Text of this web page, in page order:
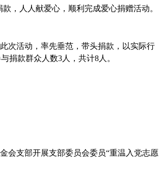
，人人献爱心，顺利完成爱心捐赠活动。
次活动，率先垂范，带头捐款，以实际行
与捐款群众人数3人，共计8人。
会支部开展支部委员会委员“重温入党志愿